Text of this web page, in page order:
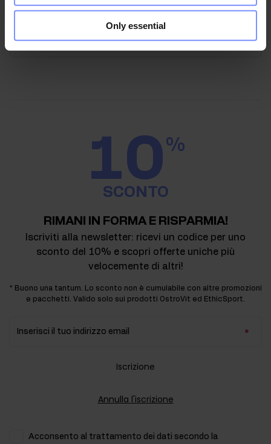
Only essential
10%
SCONTO
RIMANI IN FORMA E RISPARMIA!
Iscriviti alla newsletter: ricevi un codice per uno
sconto del 10% e scopri offerte uniche più
velocemente di altri!
* Buono una tantum. Lo sconto non è cumulabile con altre promozioni
e pacchetti. Valido solo sui prodotti OstroVit ed EthicSport.
Inserisci il tuo indirizzo email
Iscrizione
Annulla l'iscrizione
Acconsento al trattamento dei dati secondo la